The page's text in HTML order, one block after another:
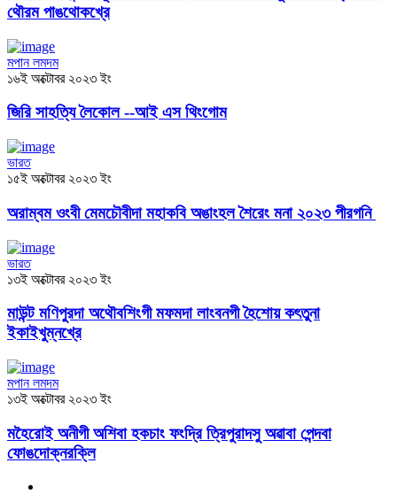
থৌরম পাঙথোকখ্রে
মপান লমদম
১৬ই অক্টোবর ২০২৩ ইং
জিরি সাহত্যি লৈকোল --আই এস থিংগোম
ভারত
১৫ই অক্টোবর ২০২৩ ইং
অরাম্বম ওংবী মেমচৌবীদা মহাকবি অঙাংহল শৈরেং মনা ২০২৩ পীরগনি
ভারত
১৩ই অক্টোবর ২০২৩ ইং
মাউন্ট মণিপুরদা অথৌবশিংগী মফমদা লাংবনগী হৈশোয় কৎতুনা
ইকাইখুম্নখ্রে
মপান লমদম
১৩ই অক্টোবর ২০২৩ ইং
মহৈরোই অনীগী অশিবা হকচাং ফংদ্রি ত্রিপুরাদসু অৱাবা পেন্দবা
ফোঙদোক্নরক্লি